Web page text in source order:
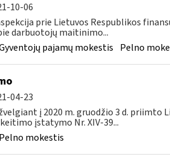
10-06
prie Lietuvos Respublikos
darbuotojų maitinimo...
pajamų mokestis Pelno
04-23
į 2020 m. gruodžio 3 d. priimto
įstatymo Nr. XIV-39...
Pelno mokestis